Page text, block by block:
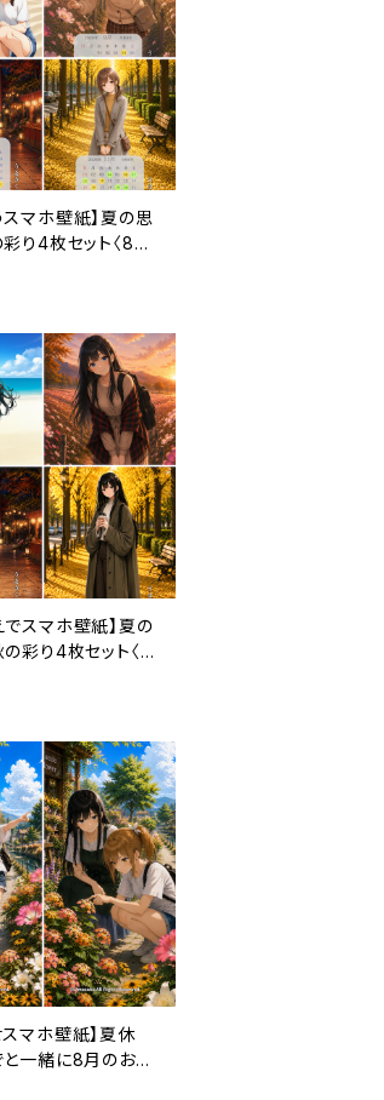
スマホ壁紙】夏の思
り4枚セット〈8〜1
ー・3ヶ月利用コー
でスマホ壁紙】夏の
彩り4枚セット〈カ
・3ヶ月利用コー
スマホ壁紙】夏休
と一緒に8月のお花
う〈カレンダーな